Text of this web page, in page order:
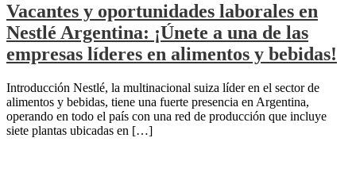
Vacantes y oportunidades laborales en
Nestlé Argentina: ¡Únete a una de las
empresas líderes en alimentos y bebidas!
Introducción Nestlé, la multinacional suiza líder en el sector de
alimentos y bebidas, tiene una fuerte presencia en Argentina,
operando en todo el país con una red de producción que incluye
siete plantas ubicadas en […]